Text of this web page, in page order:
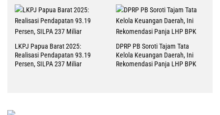
LKPJ Papua Barat 2025:
Realisasi Pendapatan 93.19
Persen, SILPA 237 Miliar
DPRP PB Soroti Tajam Tata
Kelola Keuangan Daerah, Ini
Rekomendasi Panja LHP BPK